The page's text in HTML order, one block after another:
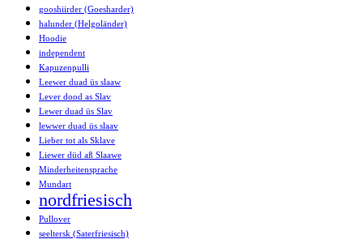
gooshiirder (Goesharder)
halunder (Helgoländer)
Hoodie
independent
Kapuzenpulli
Leewer duad üs slaaw
Lever dood as Slav
Lewer duad üs Slav
lewwer duad üs slaav
Lieber tot als Sklave
Liewer düd aß Slaawe
Minderheitensprache
Mundart
nordfriesisch
Pullover
seeltersk (Saterfriesisch)